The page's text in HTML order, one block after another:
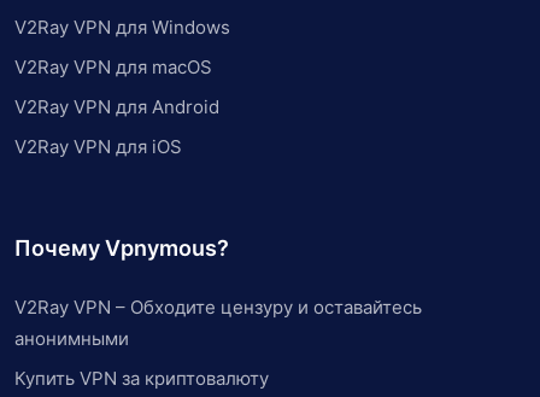
V2Ray VPN для Windows
V2Ray VPN для macOS
V2Ray VPN для Android
V2Ray VPN для iOS
Почему Vpnymous?
V2Ray VPN – Обходите цензуру и оставайтесь
анонимными
Купить VPN за криптовалюту